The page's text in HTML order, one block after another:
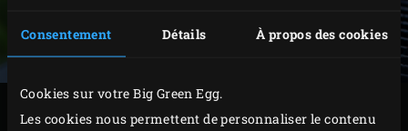
Consentement Détails À propos des cookies
Cookies sur votre Big Green Egg.
Les cookies nous permettent de personnaliser le contenu
PRÉPARATION